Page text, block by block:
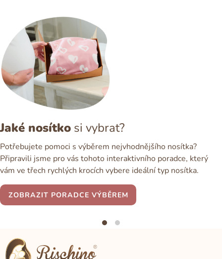
Jaké nosítko si vybrat?
Potřebujete pomoci s výběrem nejvhodnějšího nosítka?
Připravili jsme pro vás tohoto interaktivního poradce, který
vám ve třech rychlých krocích vybere ideální typ nosítka.
ZOBRAZIT PORADCE VÝBĚREM